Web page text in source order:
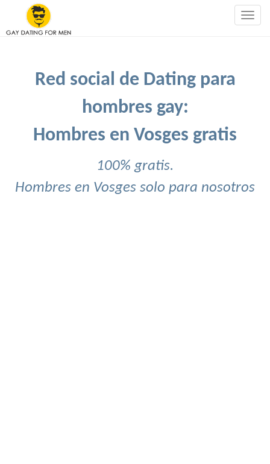
Red social de Dating para
hombres gay:
Hombres en Vosges gratis
100% gratis.
Hombres en Vosges solo para nosotros